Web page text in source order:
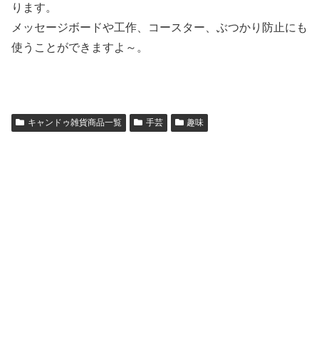
ります。
メッセージボードや工作、コースター、ぶつかり防止にも
使うことができますよ～。
キャンドゥ雑貨商品一覧 手芸 趣味